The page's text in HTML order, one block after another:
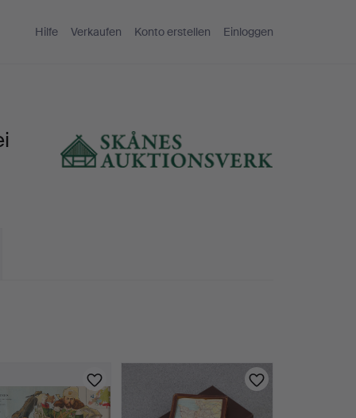
Hilfe Verkaufen Konto erstellen Einloggen